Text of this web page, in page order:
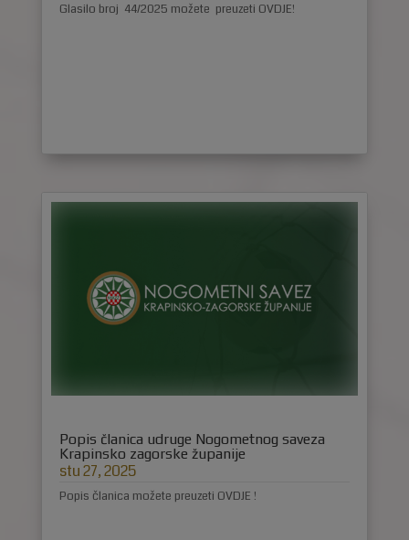
Glasilo broj 44/2025 možete preuzeti OVDJE!
Popis članica udruge Nogometnog saveza
Krapinsko zagorske županije
stu 27, 2025
Popis članica možete preuzeti OVDJE !